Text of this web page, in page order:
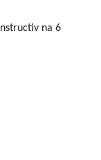
na 6